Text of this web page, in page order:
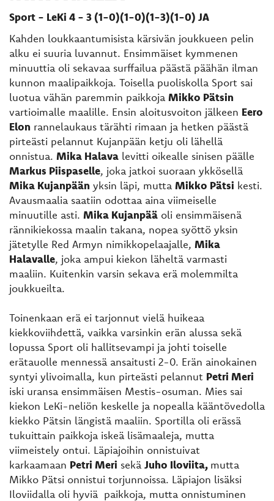
Sport - LeKi 4 - 3 (1-0)(1-0)(1-3)(1-0) JA
Kahden loukkaantumisista kärsivän joukkueen pelin
alku ei suuria luvannut. Ensimmäiset kymmenen
minuuttia oli sekavaa surffailua päästä päähän ilman
kunnon maalipaikkoja. Toisella puoliskolla Sport sai
luotua vähän paremmin paikkoja Mikko Pätsin
vartioimalle maalille. Ensin aloitusvoiton jälkeen Eero
Elon rannelaukaus tärähti rimaan ja hetken päästä
pirteästi pelannut Kujanpään ketju oli lähellä
onnistua. Mika Halava levitti oikealle sinisen päälle
Markus Piispaselle, joka jatkoi suoraan ykkösellä
Mika Kujanpään yksin läpi, mutta Mikko Pätsi kesti.
Avausmaalia saatiin odottaa aina viimeiselle
minuutille asti. Mika Kujanpää oli ensimmäisenä
rännikiekossa maalin takana, nopea syöttö yksin
jätetylle Red Armyn nimikkopelaajalle, Mika
Halavalle, joka ampui kiekon läheltä varmasti
maaliin. Kuitenkin varsin sekava erä molemmilta
joukkueilta.
Toinenkaan erä ei tarjonnut vielä huikeaa
kiekkoviihdettä, vaikka varsinkin erän alussa sekä
lopussa Sport oli hallitsevampi ja johti toiselle
erätauolle mennessä ansaitusti 2-0. Erän ainokainen
syntyi ylivoimalla, kun pirteästi pelannut Petri Meri
iski uransa ensimmäisen Mestis-osuman. Mies sai
kiekon LeKi-neliön keskelle ja nopealla kääntövedolla
kiekko Pätsin längistä maaliin. Sportilla oli erässä
tukuittain paikkoja iskeä lisämaaleja, mutta
viimeistely ontui. Läpiajoihin onnistuivat
karkaamaan Petri Meri sekä Juho Iloviita, mutta
Mikko Pätsi onnistui torjunnoissa. Läpiajon lisäksi
Iloviidalla oli hyviä paikkoja, mutta onnistuminen